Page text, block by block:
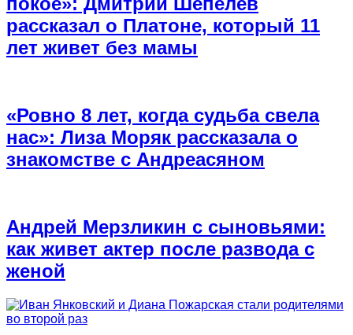
рассказал о Платоне, который 11
лет живет без мамы
«Ровно 8 лет, когда судьба свела
нас»: Лиза Моряк рассказала о
знакомстве с Андреасяном
Андрей Мерзликин с сыновьями:
как живет актер после развода с
женой